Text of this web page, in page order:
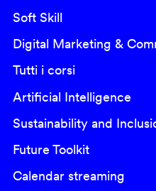
Soft Skill
Digital Marketing &
Tutti i corsi
Artificial Intelligence
Sustainability and
Future Toolkit
Calendar streaming